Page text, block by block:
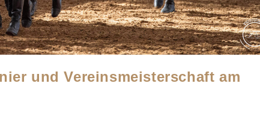
und Vereinsmeisterschaft am